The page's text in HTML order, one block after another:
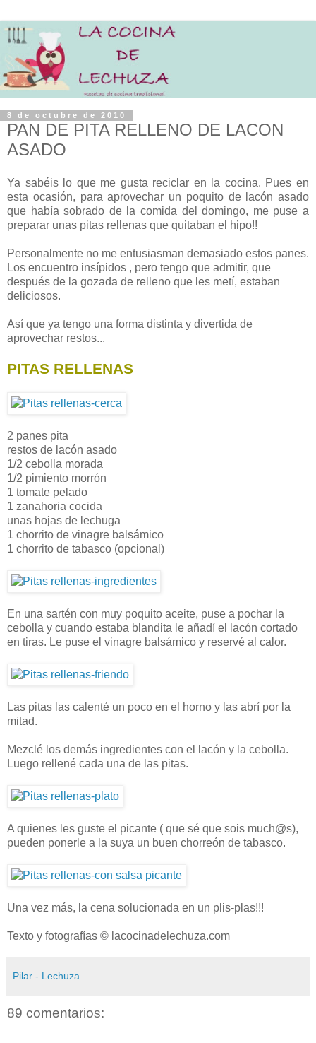
8 de octubre de 2010
PAN DE PITA RELLENO DE LACON
ASADO
Ya sabéis lo que me gusta reciclar en la cocina. Pues en
esta ocasión, para aprovechar un poquito de lacón asado
que había sobrado de la comida del domingo, me puse a
preparar unas pitas rellenas que quitaban el hipo!!
Personalmente no me entusiasman demasiado estos panes.
Los encuentro insípidos , pero tengo que admitir, que
después de la gozada de relleno que les metí, estaban
deliciosos.
Así que ya tengo una forma distinta y divertida de
aprovechar restos...
PITAS RELLENAS
2 panes pita
restos de lacón asado
1/2 cebolla morada
1/2 pimiento morrón
1 tomate pelado
1 zanahoria cocida
unas hojas de lechuga
1 chorrito de vinagre balsámico
1 chorrito de tabasco (opcional)
En una sartén con muy poquito aceite, puse a pochar la
cebolla y cuando estaba blandita le añadí el lacón cortado
en tiras. Le puse el vinagre balsámico y reservé al calor.
Las pitas las calenté un poco en el horno y las abrí por la
mitad.
Mezclé los demás ingredientes con el lacón y la cebolla.
Luego rellené cada una de las pitas.
A quienes les guste el picante ( que sé que sois much@s),
pueden ponerle a la suya un buen chorreón de tabasco.
Una vez más, la cena solucionada en un plis-plas!!!
Texto y fotografías © lacocinadelechuza.com
Pilar - Lechuza
89 comentarios: